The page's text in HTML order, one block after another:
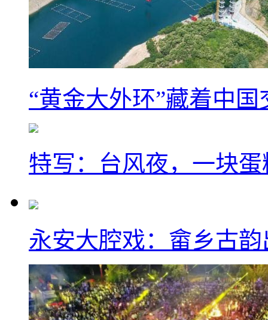
“黄金大外环”藏着中
特写：台风夜，一块
永安大腔戏：畲乡古